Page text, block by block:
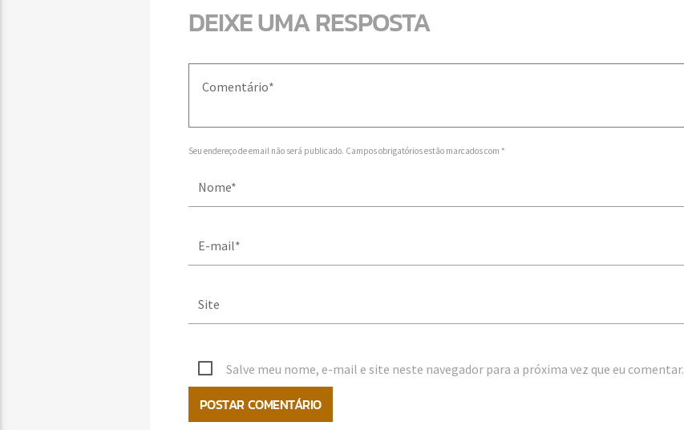
DEIXE UMA RESPOSTA
Seu endereço de email não será publicado. Campos obrigatórios estão marcados com *
Salve meu nome, e-mail e site neste navegador para a próxima vez que eu comentar.